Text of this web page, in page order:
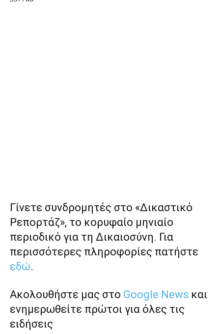
Γίνετε συνδρομητές στο «Δικαστικό
Ρεπορτάζ», το κορυφαίο μηνιαίο
περιοδικό για τη Δικαιοσύνη. Για
περισσότερες πληροφορίες πατήστε
εδώ.
Ακολουθήστε μας στο Google News και
ενημερωθείτε πρώτοι για όλες τις
ειδήσεις